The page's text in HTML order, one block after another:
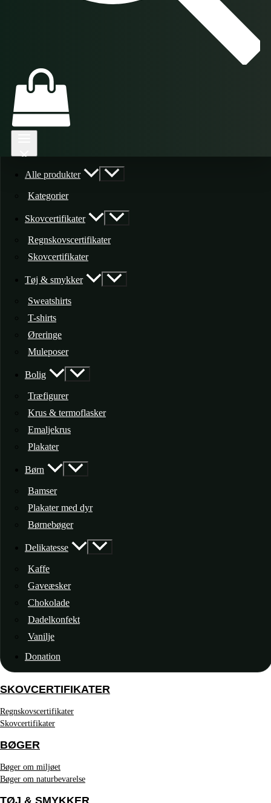
Alle produkter
Kategorier
Skovcertifikater
Regnskovscertifikater
Skovcertifikater
Tøj & smykker
Sweatshirts
T-shirts
Øreringe
Muleposer
Bolig
Træfigurer
Krus & termoflasker
Emaljekrus
Plakater
Børn
Bamser
Plakater med dyr
Børnebøger
Delikatesse
Kaffe
Gaveæsker
Chokolade
Dadelkonfekt
Vanilje
Donation
SKOVCERTIFIKATER
Regnskovscertifikater
Skovcertifikater
BØGER
Bøger om miljøet
Bøger om naturbevarelse